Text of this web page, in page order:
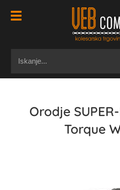
Orodje
Torque